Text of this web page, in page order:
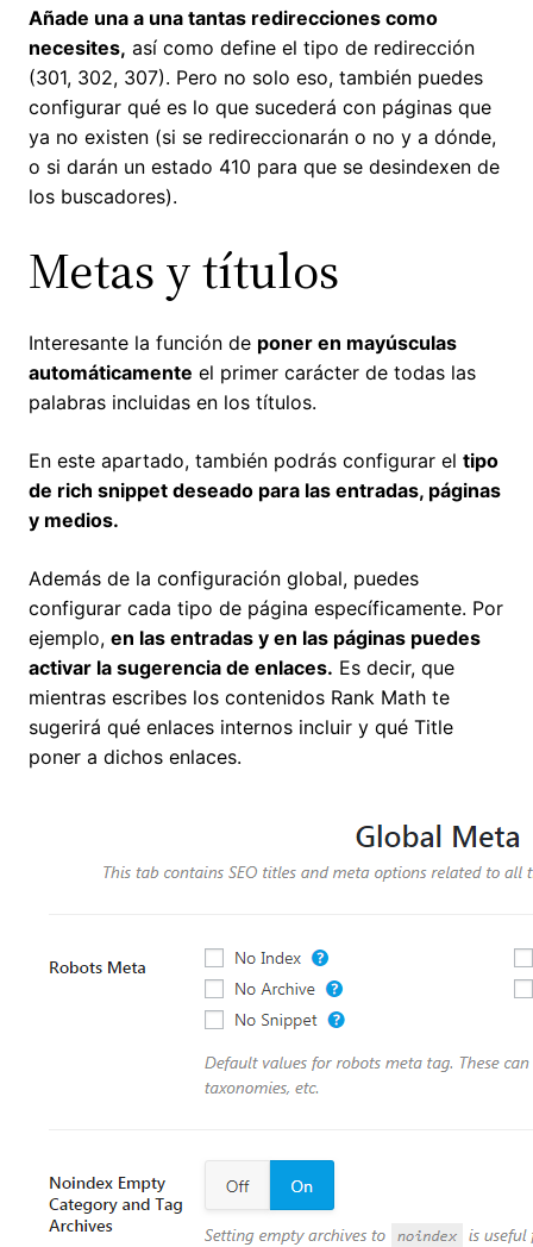
Añade una a una tantas redirecciones como
necesites, así como define el tipo de redirección
(301, 302, 307). Pero no solo eso, también puedes
configurar qué es lo que sucederá con páginas que
ya no existen (si se redireccionarán o no y a dónde,
o si darán un estado 410 para que se desindexen de
los buscadores).
Metas y títulos
Interesante la función de poner en mayúsculas
automáticamente el primer carácter de todas las
palabras incluidas en los títulos.
En este apartado, también podrás configurar el tipo
de rich snippet deseado para las entradas, páginas
y medios.
Además de la configuración global, puedes
configurar cada tipo de página específicamente. Por
ejemplo, en las entradas y en las páginas puedes
activar la sugerencia de enlaces. Es decir, que
mientras escribes los contenidos Rank Math te
sugerirá qué enlaces internos incluir y qué Title
poner a dichos enlaces.